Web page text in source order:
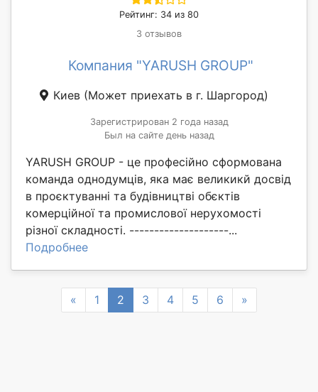
Рейтинг: 34 из 80
3 отзывов
Компания "YARUSH GROUP"
Киев (Может приехать в г. Шаргород)
Зарегистрирован 2 года назад
Был на сайте день назад
YARUSH GROUP - це професійно сформована
команда однодумців, яка має великикй досвід
в проєктуванні та будівництві обєктів
комерційної та промислової нерухомості
різної складності. --------------------...
Подробнее
« Previous
1 2 3 4 5 6 »